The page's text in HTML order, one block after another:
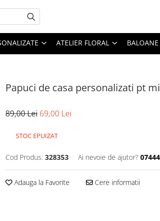
ATELIER FLORAL BALOANE
Papuci de casa personalizati pt
89,00 Lei 69,00 Lei
STOC EPUIZAT
Cod Produs: 328353 Ai nevoie de ajutor?
Adauga la Favorite Cere informatii